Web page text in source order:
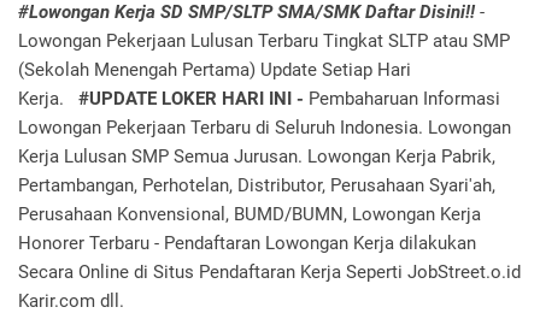
#Lowongan Kerja SD SMP/SLTP SMA/SMK Daftar Disini!! -
Lowongan Pekerjaan Lulusan Terbaru Tingkat SLTP atau SMP
(Sekolah Menengah Pertama) Update Setiap Hari
Kerja.
#UPDATE LOKER HARI INI - Pembaharuan Informasi
Lowongan Pekerjaan Terbaru di Seluruh Indonesia. Lowongan
Kerja Lulusan SMP Semua Jurusan. Lowongan Kerja Pabrik,
Pertambangan, Perhotelan, Distributor, Perusahaan Syari'ah,
Perusahaan Konvensional, BUMD/BUMN, Lowongan Kerja
Honorer Terbaru - Pendaftaran Lowongan Kerja dilakukan
Secara Online di Situs Pendaftaran Kerja Seperti JobStreet.o.id
Karir.com dll.